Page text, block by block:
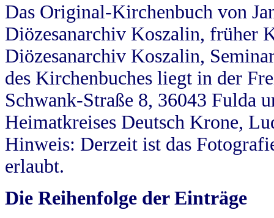
Das Original-Kirchenbuch von
Diözesanarchiv Koszalin, früher
Diözesanarchiv Koszalin,
des Kirchenbuches liegt in der
Schwank-Straße 8, 36043 Fulda
Heimatkreises Deutsch Krone,
Hinweis: Derzeit ist das
erlaubt.
Die Reihenfolge der Einträge